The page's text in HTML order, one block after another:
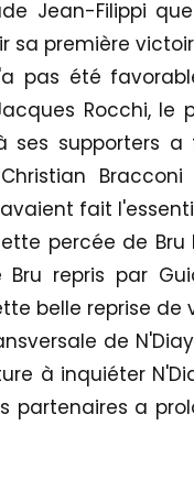
Jean-Filippi
sa première
pas été
Rocchi, le
supporters
fait
percée de
repris par
belle reprise de
de
à inquiéter
partenaires a